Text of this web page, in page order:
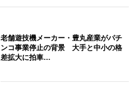
老舗遊技機メーカー・豊丸産業がパチ
ンコ事業停止の背景 大手と中小の格
差拡大に拍車…